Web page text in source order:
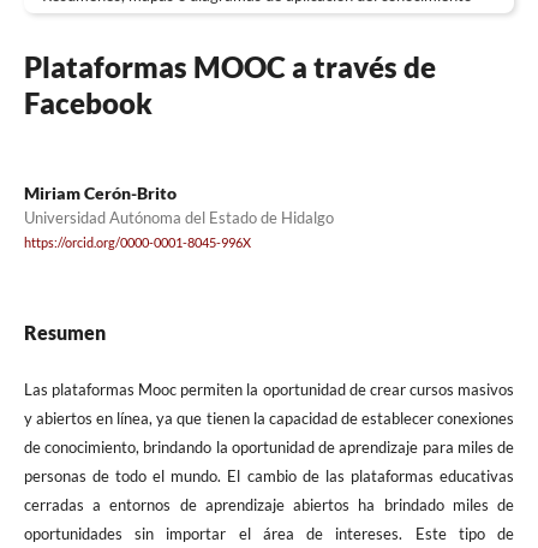
Plataformas MOOC a través de
Facebook
Miriam Cerón-Brito
Universidad Autónoma del Estado de Hidalgo
https://orcid.org/0000-0001-8045-996X
Resumen
Las plataformas Mooc permiten la oportunidad de crear cursos masivos
y abiertos en línea, ya que tienen la capacidad de establecer conexiones
de conocimiento, brindando la oportunidad de aprendizaje para miles de
personas de todo el mundo. El cambio de las plataformas educativas
cerradas a entornos de aprendizaje abiertos ha brindado miles de
oportunidades sin importar el área de intereses. Este tipo de